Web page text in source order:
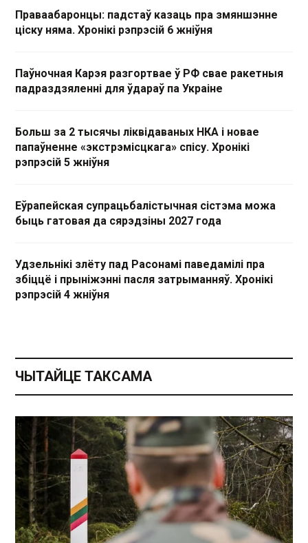
Праваабаронцы: падстаў казаць пра змяншэнне
ціску няма. Хронікі рэпрэсій 6 жніўня
Паўночная Карэя разгортвае ў РФ свае ракетныя
падраздзяленні для ўдараў па Украіне
Больш за 2 тысячы ліквідаваных НКА і новае
папаўненне «экстрэмісцкага» спісу. Хронікі
рэпрэсій 5 жніўня
Еўрапейская супрацьбалістычная сістэма можа
быць гатовая да сярэдзіны 2027 года
Удзельнікі злёту пад Расонамі паведамілі пра
збіццё і прыніжэнні пасля затрыманняў. Хронікі
рэпрэсій 4 жніўня
ЧЫТАЙЦЕ ТАКСАМА